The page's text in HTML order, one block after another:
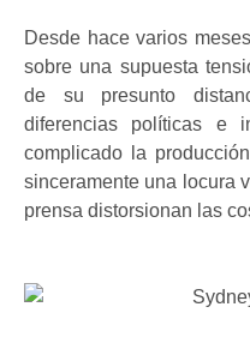
Desde hace varios
sobre una supuesta
de su presunto
diferencias políticas e
complicado la
sinceramente una locura
prensa distorsionan las